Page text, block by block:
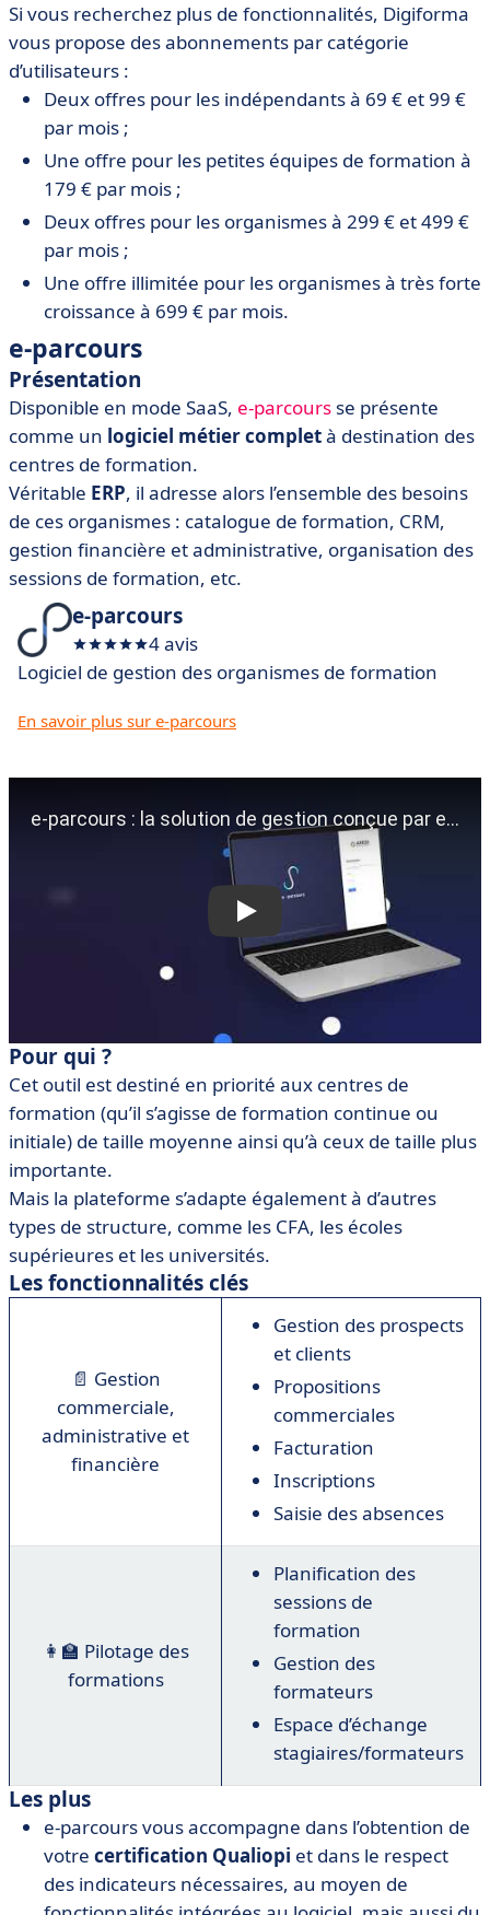
Si vous recherchez plus de fonctionnalités, Digiforma
vous propose des abonnements par catégorie
d’utilisateurs :
Deux offres pour les indépendants à 69 € et 99 €
par mois ;
Une offre pour les petites équipes de formation à
179 € par mois ;
Deux offres pour les organismes à 299 € et 499 €
par mois ;
Une offre illimitée pour les organismes à très forte
croissance à 699 € par mois.
e-parcours
Présentation
Disponible en mode SaaS, e-parcours se présente
comme un logiciel métier completà destination des
centres de formation.
Véritable ERP, il adresse alors l’ensemble des besoins
de ces organismes : catalogue de formation, CRM,
gestion financière et administrative, organisation des
sessions de formation, etc.
e-parcours
4 avis
Logiciel de gestion des organismes de formation
En savoir plus sur e-parcours
Pour qui ?
Cet outil est destiné en priorité aux centres de
formation (qu’il s’agisse de formation continue ou
initiale) de taille moyenne ainsi qu’à ceux de taille plus
importante.
Mais la plateforme s’adapte également à d’autres
types de structure, comme les CFA, les écoles
supérieures et les universités.
Les fonctionnalités clés
📄 Gestion
commerciale,
administrative et
financière
Gestion des prospects
et clients
Propositions
commerciales
Facturation
Inscriptions
Saisie des absences
👩‍🏫 Pilotage des
formations
Planification des
sessions de
formation
Gestion des
formateurs
Espace d’échange
stagiaires/formateurs
Les plus
e-parcours vous accompagne dans l’obtention de
votre certification Qualiopi et dans le respect
des indicateurs nécessaires, au moyen de